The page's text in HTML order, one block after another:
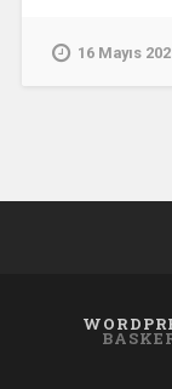
16 Mayıs